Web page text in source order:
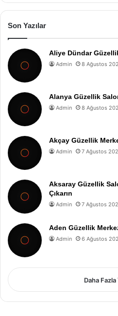
Son Yazılar
Aliye Dündar
Admin 8 Ağustos
Alanya Güzellik
Admin 8 Ağustos
Akçay Güzellik
Admin 7 Ağustos
Aksaray Güzellik
Çıkarın
Admin 7 Ağustos
Aden Güzellik
Admin 6 Ağustos
Daha Fazla